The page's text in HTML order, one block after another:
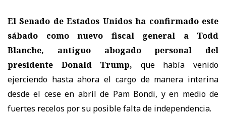
El Senado de Estados Unidos ha confirmado este
sábado como nuevo fiscal general a Todd
Blanche, antiguo abogado personal del
presidente Donald Trump, que había venido
ejerciendo hasta ahora el cargo de manera interina
desde el cese en abril de Pam Bondi, y en medio de
fuertes recelos por su posible falta de independencia.